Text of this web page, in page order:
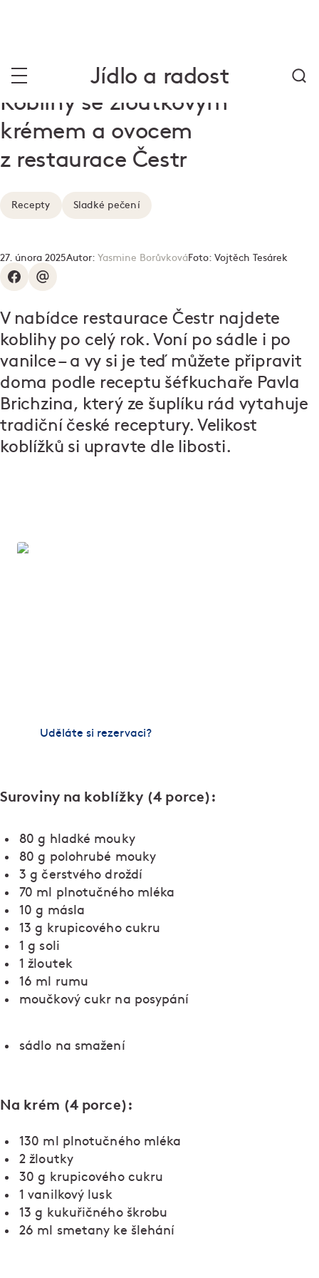
Jídlo a radost
Koblihy se žloutkovým
krémem a ovocem
z restaurace Čestr
Recepty Sladké pečení
27. února 2025Autor: Yasmine BorůvkováFoto: Vojtěch Tesárek
V nabídce restaurace Čestr najdete
koblihy po celý rok. Voní po sádle i po
vanilce – a vy si je teď můžete připravit
doma podle receptu šéfkuchaře Pavla
Brichzina, který ze šuplíku rád vytahuje
tradiční české receptury. Velikost
koblížků si upravte dle libosti.
Uděláte si rezervaci?
Suroviny na koblížky (4 porce):
80 g hladké mouky
80 g polohrubé mouky
3 g čerstvého droždí
70 ml plnotučného mléka
10 g másla
13 g krupicového cukru
1 g soli
1 žloutek
16 ml rumu
moučkový cukr na posypání
sádlo na smažení
Na krém (4 porce):
130 ml plnotučného mléka
2 žloutky
30 g krupicového cukru
1 vanilkový lusk
13 g kukuřičného škrobu
26 ml smetany ke šlehání